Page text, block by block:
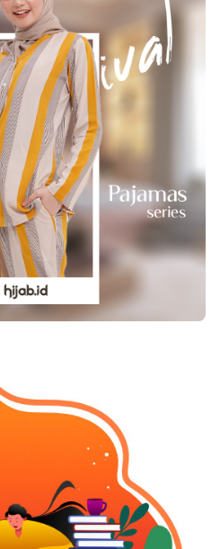
awal setelah tindakan
untuk menghindari
bertujuan mencegah
leher rahim masih
haid rutin, Anda baru
Tapi ingat,
kembali subur dan
untuk mencegah
3-6 bulan pasca kuret
rahim kembali untuk
fakta mengenai
fakta-fakta
Anda
dilakukan.
tidak biasa setelah
parah, keluar cairan
segera periksakan
Raden Saleh yang
Klinik Kuret kesehatan
sejak 1988. Kami
tindakan kuretase yang
Dikenal luas oleh dokter
kami telah dipercaya
untuk merawat
gerbang awal untuk
di tingkat
TOEFL dalam Dunia
TOEFL juga
dalam dunia kerja.
dan multinasional
TOEFL sebagai bagian
Skor TOEFL
kemampuan
khususnya dalam
dan bekerja dalam
sektor
TOEFL sering
CPNS, sekolah
hingga penugasan
langsung terhadap
TOEFL
ujian masuk
jenis tes yang sering
umumnya dimanfaatkan
negeri, seperti seleksi
Sementara TOEFL
untuk keperluan